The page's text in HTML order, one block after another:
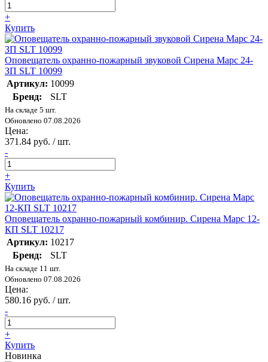
+
Купить
Оповещатель охранно-пожарный звуковой Сирена Марс 24-
ЗП SLT 10099
Артикул: 10099
Бренд:
SLT
На складе 5 шт.
Обновлено 07.08.2026
Цена:
371.84 руб. / шт.
-
+
Купить
Оповещатель охранно-пожарный комбинир. Сирена Марс 12-
КП SLT 10217
Артикул: 10217
Бренд:
SLT
На складе 11 шт.
Обновлено 07.08.2026
Цена:
580.16 руб. / шт.
-
+
Купить
Новинка